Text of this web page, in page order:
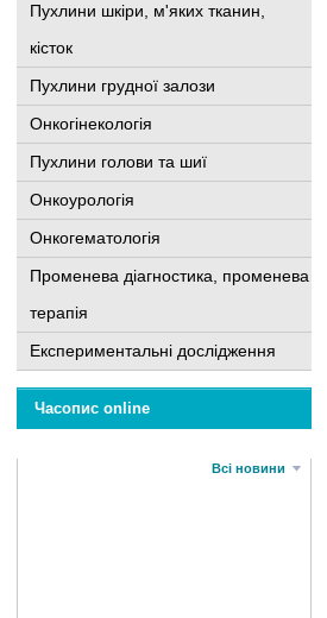
Пухлини шкіри, м'яких тканин,
кісток
Пухлини грудної залози
Онкогінекологія
Пухлини голови та шиї
Онкоурологія
Онкогематологія
Променева діагностика, променева
терапія
Експериментальні дослідження
Часопис online
Всі новини